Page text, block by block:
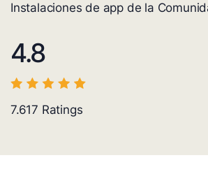
Instalaciones de app de la
4.8
7.617 Ratings